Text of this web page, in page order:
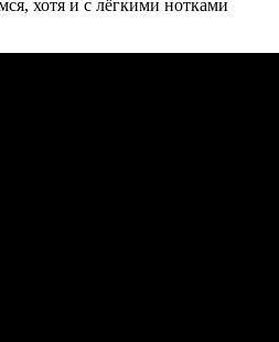
хотя и с лёгкими нотками